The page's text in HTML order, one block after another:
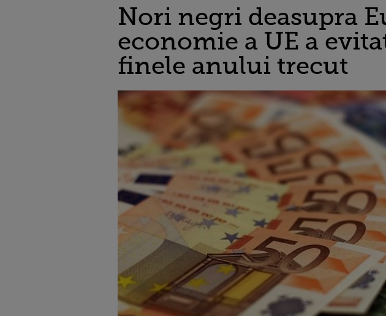
Nori negri deasupra
economie a UE a
finele anului trecut